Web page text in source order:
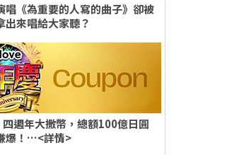
唱《為重要的人寫的曲子》卻被
出來唱給大家聽？
四週年大撒幣，總額100億日圓
爆！…<詳情>